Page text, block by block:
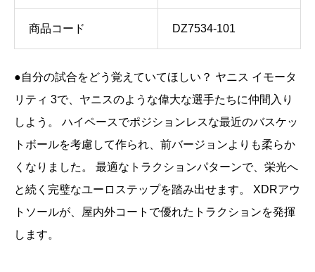
商品コード DZ7534-101
●自分の試合をどう覚えていてほしい？ ヤニス イモータ
リティ 3で、ヤニスのような偉大な選手たちに仲間入り
しよう。 ハイペースでポジションレスな最近のバスケッ
トボールを考慮して作られ、前バージョンよりも柔らか
くなりました。 最適なトラクションパターンで、栄光へ
と続く完璧なユーロステップを踏み出せます。 XDRアウ
トソールが、屋内外コートで優れたトラクションを発揮
します。